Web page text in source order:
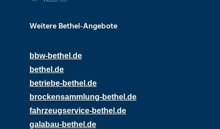
Weitere Bethel-Angebote
bbw-bethel.de
bethel.de
betriebe-bethel.de
brockensammlung-bethel.de
fahrzeugservice-bethel.de
galabau-bethel.de